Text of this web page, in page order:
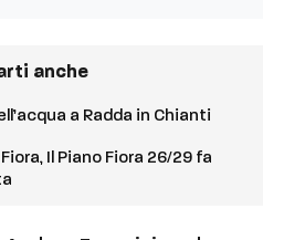
anche
a Radda in Chianti
Il Piano Fiora 26/29 fa